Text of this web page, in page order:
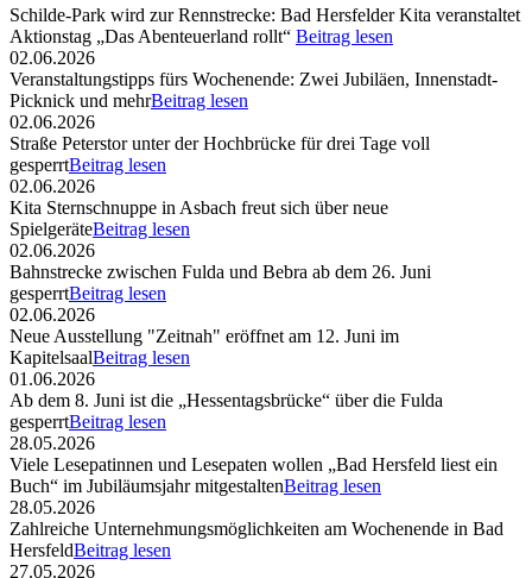
Schilde-Park wird zur Rennstrecke: Bad Hersfelder Kita veranstaltet
Aktionstag „Das Abenteuerland rollt“ Beitrag lesen
02.06.2026
Veranstaltungstipps fürs Wochenende: Zwei Jubiläen, Innenstadt-
Picknick und mehrBeitrag lesen
02.06.2026
Straße Peterstor unter der Hochbrücke für drei Tage voll
gesperrtBeitrag lesen
02.06.2026
Kita Sternschnuppe in Asbach freut sich über neue
SpielgeräteBeitrag lesen
02.06.2026
Bahnstrecke zwischen Fulda und Bebra ab dem 26. Juni
gesperrtBeitrag lesen
02.06.2026
Neue Ausstellung "Zeitnah" eröffnet am 12. Juni im
KapitelsaalBeitrag lesen
01.06.2026
Ab dem 8. Juni ist die „Hessentagsbrücke“ über die Fulda
gesperrtBeitrag lesen
28.05.2026
Viele Lesepatinnen und Lesepaten wollen „Bad Hersfeld liest ein
Buch“ im Jubiläumsjahr mitgestaltenBeitrag lesen
28.05.2026
Zahlreiche Unternehmungsmöglichkeiten am Wochenende in Bad
HersfeldBeitrag lesen
27.05.2026